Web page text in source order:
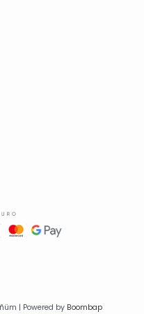
| Powered by Boombap